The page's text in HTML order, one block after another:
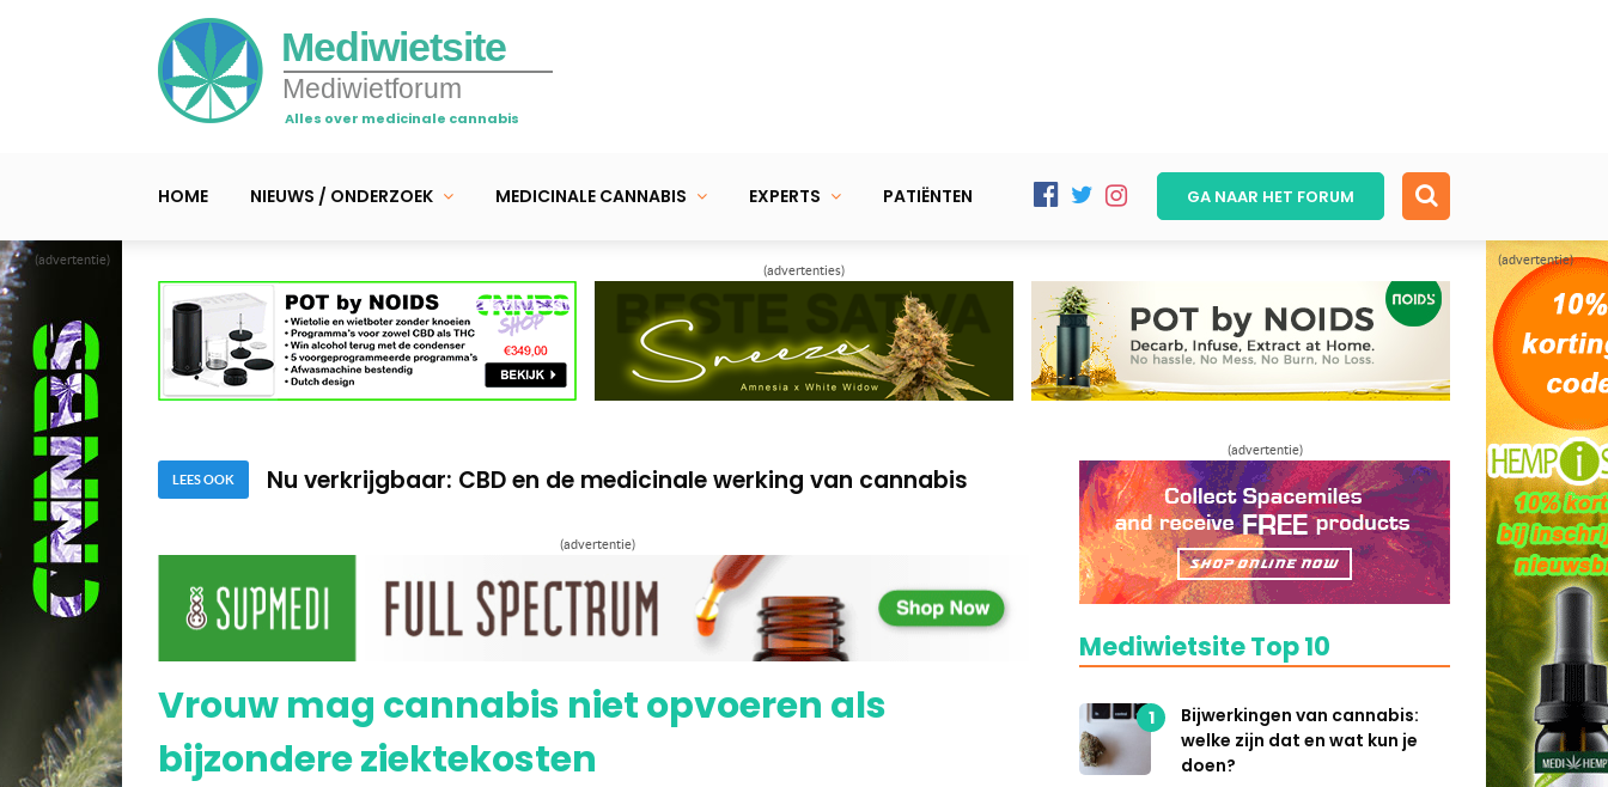
(advertentie) (advertentie)
Mediwietsite
Mediwietforum
Alles over medicinale cannabis
HOME NIEUWS / ONDERZOEK MEDICINALE CANNABIS EXPERTS PATIËNTEN GA NAAR HET FORUM
(advertenties)
LEES OOK
Rendocan wil 20 miljoen euro investeren in Belgische mediwiet
Onderzoek naar CBD bij angst als symptoom van anorexia
Onderzoek naar CBD bij angst als symptoom van anorexia
(advertentie)
Vrouw mag cannabis niet opvoeren als
bijzondere ziektekosten
(advertentie)
Mediwietsite Top 10
1
Bijwerkingen van cannabis:
welke zijn dat en wat kun je
doen?